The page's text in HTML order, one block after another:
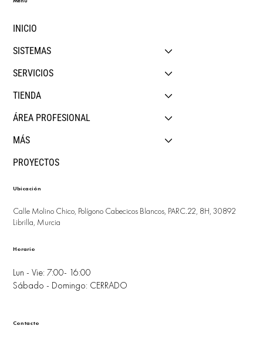
INICIO
SISTEMAS
SERVICIOS
TIENDA
ÁREA PROFESIONAL
MÁS
PROYECTOS
Ubicación
Calle Molino Chico, Polígono Cabecicos Blancos, PARC.22, 8H, 30892
Librilla, Murcia
Lun - Vie: 7:00- 16:00
Sábado - Domingo: CERRADO
Horario
Contacto